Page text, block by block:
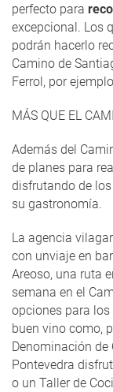
perfecto para
excepcional. Los
podrán hacerlo
Camino de
Ferrol, por
MÁS QUE EL
Además del
de planes para
disfrutando de
su gastronomía.
La agencia
con unviaje en
Areoso, una ruta
semana en el
opciones para
buen vino como,
Denominación de
Pontevedra
o un Taller de